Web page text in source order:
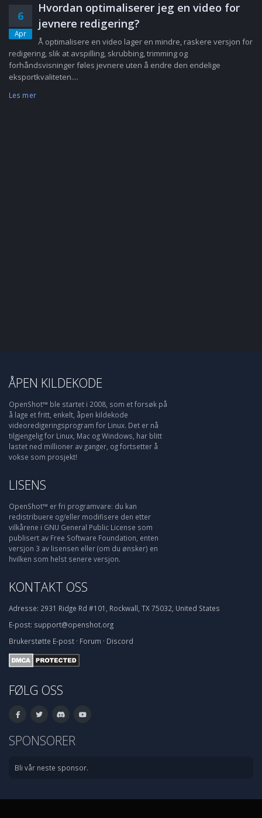
6
Apr
Hvordan optimaliserer jeg en video for
jevnere redigering?
Å optimalisere en video lager en mindre, raskere versjon for
redigering, slik at avspilling, skrubbing, trimming og
forhåndsvisninger føles jevnere uten å endre den endelige
eksportkvaliteten....
Les mer
ÅPEN KILDEKODE
OpenShot™ ble startet i 2008, som et forsøk på
å lage et fritt, enkelt, åpen kildekode
videoredigeringsprogram for Linux. Det er nå
tilgjengelig for Linux, Mac og Windows, har blitt
lastet ned millioner av ganger, og fortsetter å
vokse som prosjekt!
LISENS
OpenShot™ er fri programvare: du kan
redistribuere og/eller modifisere den etter
vilkårene i GNU General Public License som
publisert av Free Software Foundation, enten
versjon 3 av lisensen eller (om du ønsker) en
hvilken som helst senere versjon.
KONTAKT OSS
Adresse: 2931 Ridge Rd #101, Rockwall, TX 75032, United States
E-post: support@openshot.org
Brukerstøtte E-post · Forum · Discord
FØLG OSS
SPONSORER
Bli vår neste sponsor.